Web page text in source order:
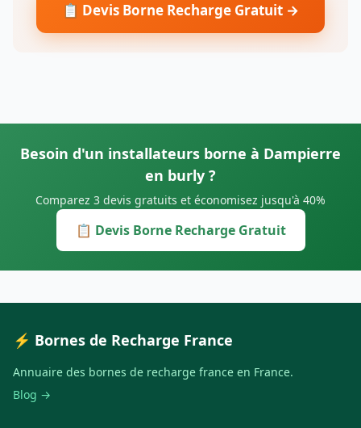
📋 Devis Borne Recharge Gratuit →
Besoin d'un installateurs borne à Dampierre
en burly ?
Comparez 3 devis gratuits et économisez jusqu'à 40%
📋 Devis Borne Recharge Gratuit
⚡ Bornes de Recharge France
Annuaire des bornes de recharge france en France.
Blog →